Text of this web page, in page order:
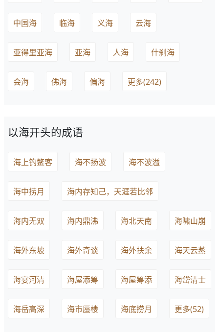
中国海 临海 义海 云海
亚得里亚海 亚海 人海 什刹海
会海 佛海 偏海 更多(242)
以海开头的成语
海上钓鳌客 海不扬波 海不波溢
海中捞月 海内存知己，天涯若比邻
海内无双 海内鼎沸 海北天南 海啸山崩
海外东坡 海外奇谈 海外扶余 海天云蒸
海宴河清 海屋添筹 海屋筹添 海岱清士
海岳高深 海市蜃楼 海底捞月 更多(52)